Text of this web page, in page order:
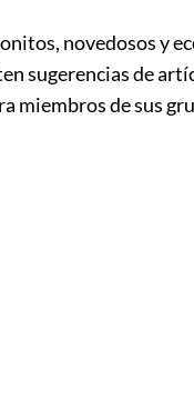
novedosos y
sugerencias de
miembros de sus